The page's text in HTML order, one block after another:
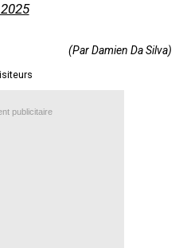
(Par Damien Da Silva)
publicitaire